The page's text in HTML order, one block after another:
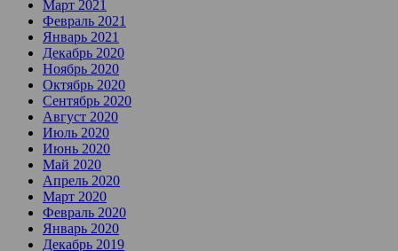
Март 2021
Февраль 2021
Январь 2021
Декабрь 2020
Ноябрь 2020
Октябрь 2020
Сентябрь 2020
Август 2020
Июль 2020
Июнь 2020
Май 2020
Апрель 2020
Март 2020
Февраль 2020
Январь 2020
Декабрь 2019